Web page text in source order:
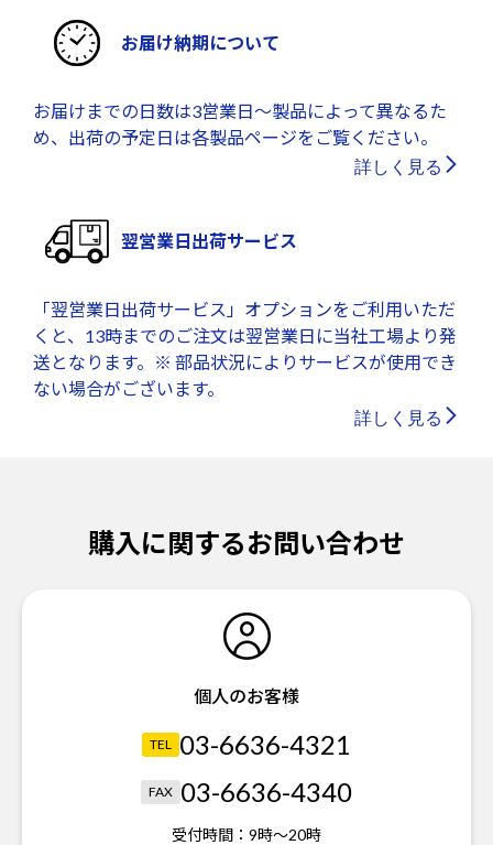
お届け納期について
お届けまでの日数は3営業日～製品によって異なるた
め、出荷の予定日は各製品ページをご覧ください。
詳しく見る
翌営業日出荷サービス
「翌営業日出荷サービス」オプションをご利用いただ
くと、13時までのご注文は翌営業日に当社工場より発
送となります。※ 部品状況によりサービスが使用でき
ない場合がございます。
詳しく見る
購入に関するお問い合わせ
個人のお客様
TEL 03-6636-4321
FAX 03-6636-4340
受付時間： 9時～20時